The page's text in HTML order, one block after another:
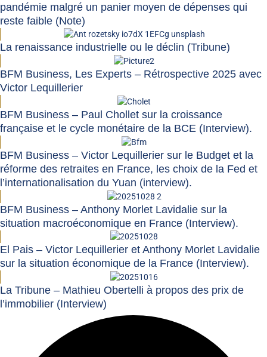
pandémie malgré un panier moyen de dépenses qui
reste faible (Note)
La renaissance industrielle ou le déclin (Tribune)
BFM Business, Les Experts – Rétrospective 2025 avec
Victor Lequillerier
BFM Business – Paul Chollet sur la croissance
française et le cycle monétaire de la BCE (Interview).
BFM Business – Victor Lequillerier sur le Budget et la
réforme des retraites en France, les choix de la Fed et
l’internationalisation du Yuan (interview).
BFM Business – Anthony Morlet Lavidalie sur la
situation macroéconomique en France (Interview).
El Pais – Victor Lequillerier et Anthony Morlet Lavidalie
sur la situation économique de la France (Interview).
La Tribune – Mathieu Obertelli à propos des prix de
l’immobilier (Interview)